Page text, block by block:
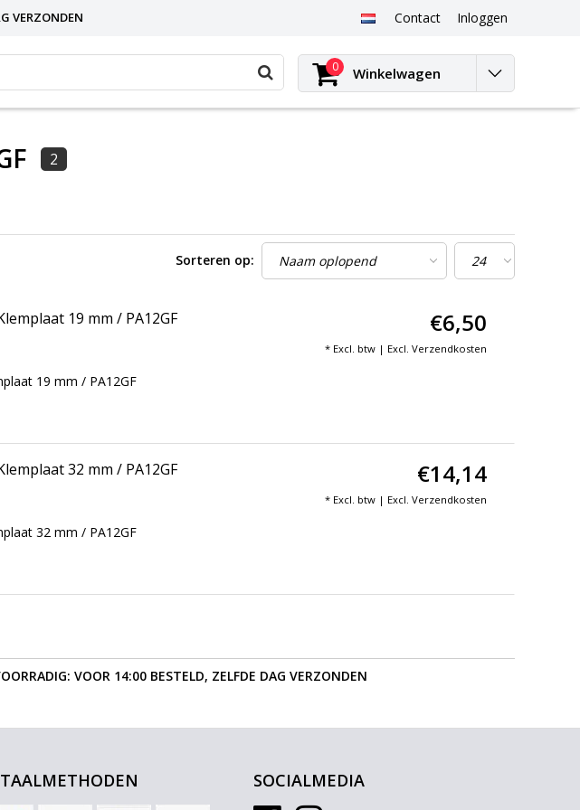
VERZONDEN Contact Inloggen
0 Winkelwagen
2
Sorteren op:
19 mm / PA12GF
19 mm / PA12GF
€6,50
* Excl. btw | Excl. Verzendkosten
32 mm / PA12GF
32 mm / PA12GF
€14,14
* Excl. btw | Excl. Verzendkosten
VOOR 14:00 BESTELD, ZELFDE DAG VERZONDEN
SOCIALMEDIA